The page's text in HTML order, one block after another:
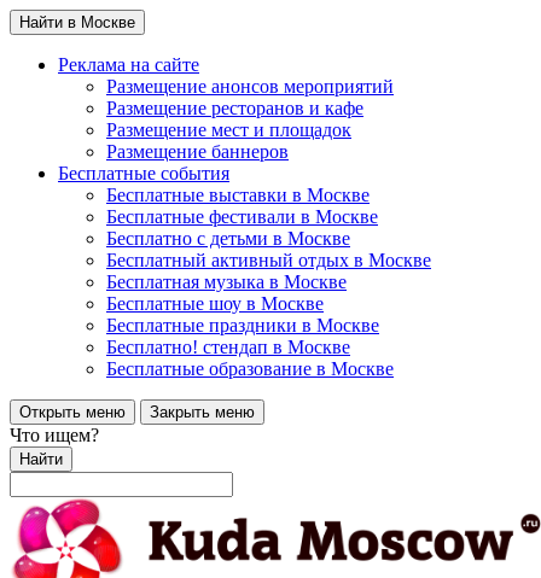
Найти в Москве
Реклама на сайте
Размещение анонсов мероприятий
Размещение ресторанов и кафе
Размещение мест и площадок
Размещение баннеров
Бесплатные события
Бесплатные выставки в Москве
Бесплатные фестивали в Москве
Бесплатно с детьми в Москве
Бесплатный активный отдых в Москве
Бесплатная музыка в Москве
Бесплатные шоу в Москве
Бесплатные праздники в Москве
Бесплатно! стендап в Москве
Бесплатные образование в Москве
Открыть меню Закрыть меню
Что ищем?
Найти